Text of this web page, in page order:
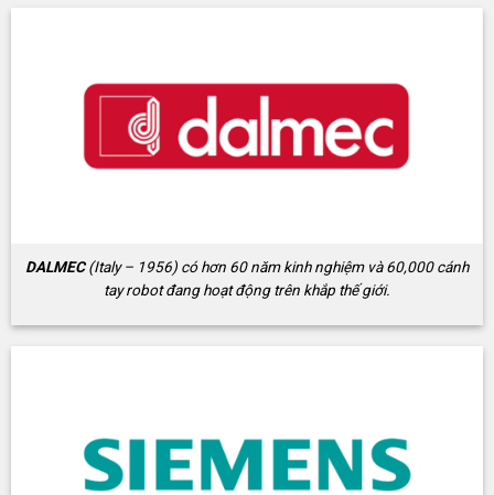
DALMEC(Italy – 1956) có hơn 60 năm kinh nghiệm và 60,000 cánh
tay robot đang hoạt động trên khắp thế giới.